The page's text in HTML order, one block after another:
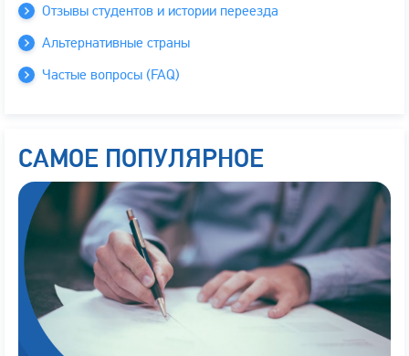
Отзывы студентов и истории переезда
Альтернативные страны
Частые вопросы (FAQ)
САМОЕ ПОПУЛЯРНОЕ